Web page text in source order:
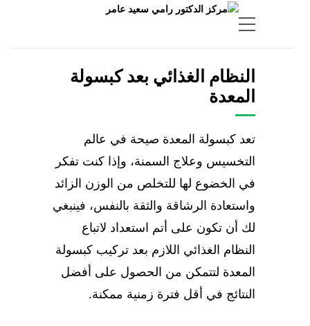
النظام الغذائي بعد كبسولة
المعدة
تعد كبسولة المعدة صيحة في عالم
التخسيس وعلاج السمنة، وإذا كنت تفكر
في الخضوع لها للتخلص من الوزن الزائد
واستعادة الرشاقة والثقة بالنفس، فينبغي
لك أن تكون على أتم استعداد لاتباع
النظام الغذائي اللازم بعد تركيب كبسولة
المعدة لتتمكن من الحصول على أفضل
النتائج في أقل فترة زمنية ممكنة.